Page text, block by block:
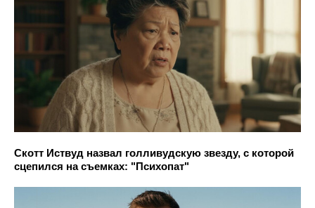
Скотт Иствуд назвал голливудскую звезду, с которой
сцепился на съемках: "Психопат"